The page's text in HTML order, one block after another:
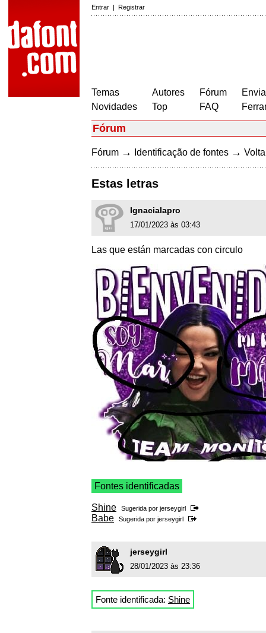
Entrar | Registrar
Temas
Novidades
Autores
Top
Fórum
FAQ
Fórum
Fórum → Identificação de fontes →
Estas letras
Ignacialapro
17/01/2023 às 03:43
Las que están marcadas con circulo
Fontes identificadas
Shine Sugerida por jerseygirl
Babe Sugerida por jerseygirl
jerseygirl
28/01/2023 às 23:36
Fonte identificada: Shine